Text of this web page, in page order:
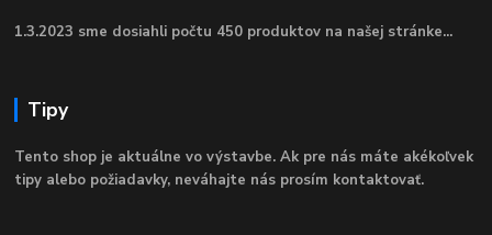
1.3.2023 sme dosiahli počtu 450 produktov na našej stránke...
Tipy
Tento shop je aktuálne vo výstavbe. Ak pre nás máte akékoľvek
tipy alebo požiadavky, neváhajte nás prosím kontaktovať.